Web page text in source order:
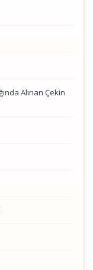
Alınan Çekin